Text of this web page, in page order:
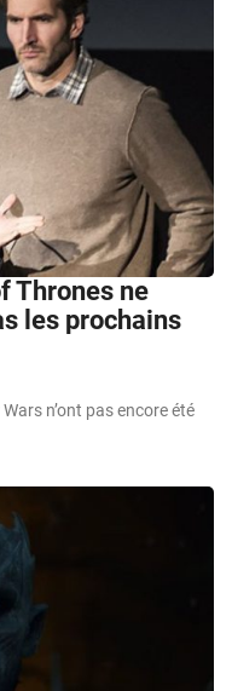
Thrones ne
les prochains
n’ont pas encore été